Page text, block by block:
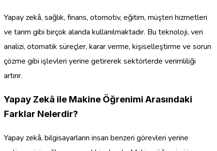
Yapay zekâ, sağlık, finans, otomotiv, eğitim, müşteri hizmetleri
ve tarım gibi birçok alanda kullanılmaktadır. Bu teknoloji, veri
analizi, otomatik süreçler, karar verme, kişiselleştirme ve sorun
çözme gibi işlevleri yerine getirerek sektörlerde verimliliği
artırır.
Yapay Zekâ ile Makine Öğrenimi Arasındaki
Farklar Nelerdir?
Yapay zekâ, bilgisayarların insan benzeri görevleri yerine